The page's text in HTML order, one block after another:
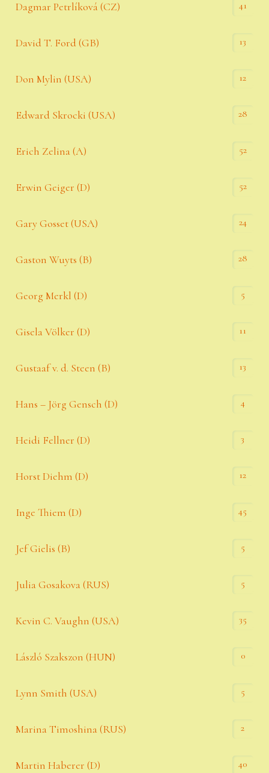
Dagmar Petrlíková (CZ) 41
David T. Ford (GB) 13
Don Mylin (USA) 12
Edward Skrocki (USA) 28
Erich Zelina (A) 52
Erwin Geiger (D) 52
Gary Gosset (USA) 24
Gaston Wuyts (B) 28
Georg Merkl (D) 5
Gisela Völker (D) 11
Gustaaf v. d. Steen (B) 13
Hans – Jörg Gensch (D) 4
Heidi Fellner (D) 3
Horst Diehm (D) 12
Inge Thiem (D) 45
Jef Gielis (B) 5
Julia Gosakova (RUS) 5
Kevin C. Vaughn (USA) 35
László Szakszon (HUN) 0
Lynn Smith (USA) 5
Marina Timoshina (RUS) 2
Martin Haberer (D) 40